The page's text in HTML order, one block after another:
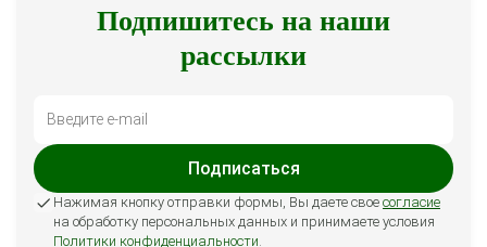
Подпишитесь на наши
рассылки
Подписаться
Нажимая кнопку отправки формы, Вы даете свое согласие
на обработку персональных данных и принимаете условия
Политики конфиденциальности.